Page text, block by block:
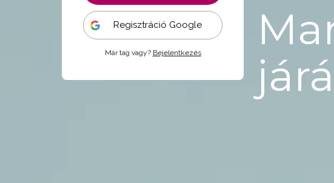
Regisztráció Google
Már tag vagy? Bejelentkezés